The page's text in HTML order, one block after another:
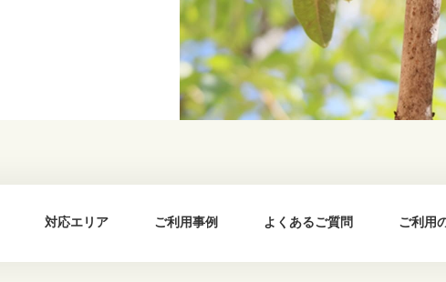
対応エリア ご利用事例 よくあるご質問 ご利用